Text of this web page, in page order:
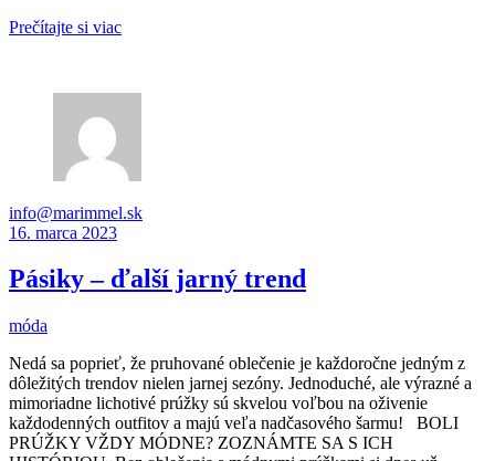
Prečítajte si viac
info@marimmel.sk
16. marca 2023
Pásiky – ďalší jarný trend
móda
Nedá sa poprieť, že pruhované oblečenie je každoročne jedným z
dôležitých trendov nielen jarnej sezóny. Jednoduché, ale výrazné a
mimoriadne lichotivé prúžky sú skvelou voľbou na oživenie
každodenných outfitov a majú veľa nadčasového šarmu! BOLI
PRÚŽKY VŽDY MÓDNE? ZOZNÁMTE SA S ICH